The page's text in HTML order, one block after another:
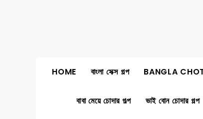
HOME বাংলা সেক্স গল্প BANGLA
বাবা মেয়ে চোদার গল্প ভাই বোন চোদার গল্প